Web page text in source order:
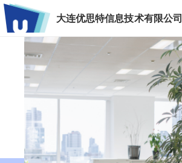
大连优思特信息技术有限公司